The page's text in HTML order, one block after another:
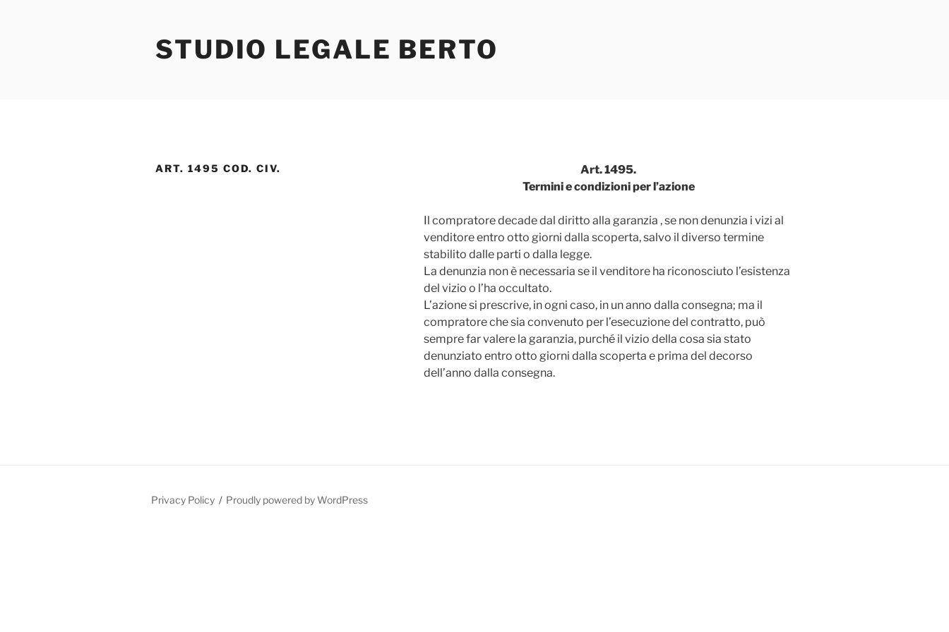
STUDIO LEGALE BERTO
ART. 1495 COD. CIV.
Art. 1495.
Termini e condizioni per l’azione
Il compratore decade dal diritto alla garanzia , se non denunzia i vizi al
venditore entro otto giorni dalla scoperta, salvo il diverso termine
stabilito dalle parti o dalla legge.
La denunzia non è necessaria se il venditore ha riconosciuto l’esistenza
del vizio o l’ha occultato.
L’azione si prescrive, in ogni caso, in un anno dalla consegna; ma il
compratore che sia convenuto per l’esecuzione del contratto, può
sempre far valere la garanzia, purché il vizio della cosa sia stato
denunziato entro otto giorni dalla scoperta e prima del decorso
dell’anno dalla consegna.
Privacy Policy Proudly powered by WordPress